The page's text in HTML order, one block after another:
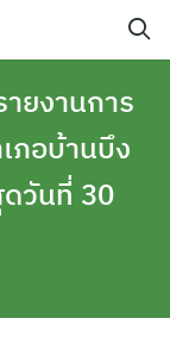
ยงานการ
ภอบ้านบึง
วันที่ 30